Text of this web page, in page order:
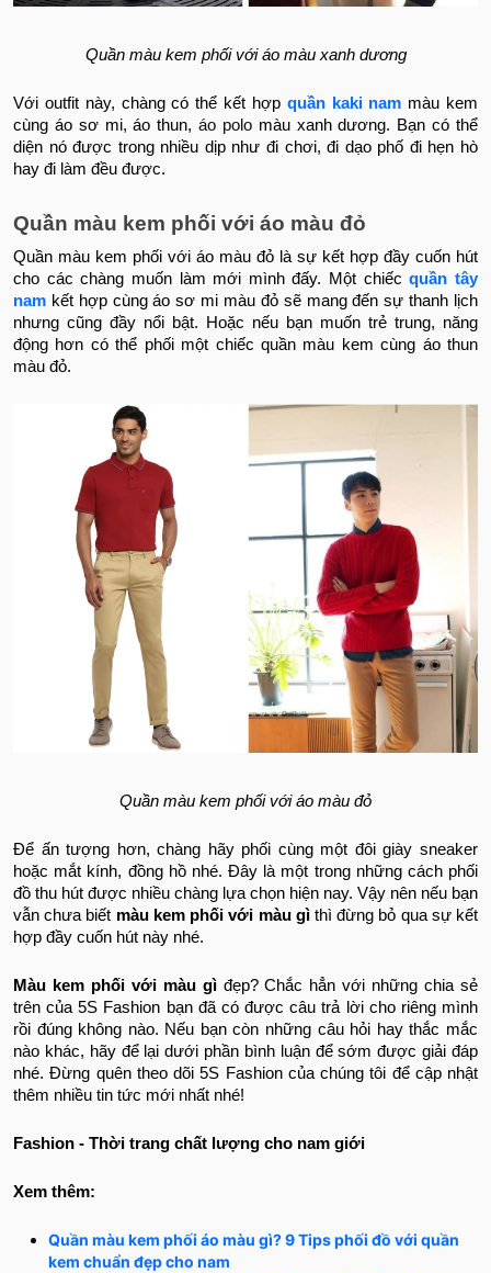
Quần màu kem phối với áo màu xanh dương
Với outfit này, chàng có thể kết hợp quần kaki nam màu kem
cùng áo sơ mi, áo thun,áo polomàu xanh dương. Bạn có thể
diện nó được trong nhiều dịp như đi chơi, đi dạo phố đi hẹn hò
hay đi làm đều được.
Quần màu kem phối với áo màu đỏ
Quần màu kem phối với áo màu đỏ là sự kết hợp đầy cuốn hút
cho các chàng muốn làm mới mình đấy. Một chiếcquần tây
nam kết hợp cùng áo sơ mi màu đỏ sẽ mang đến sự thanh lịch
nhưng cũng đầy nổi bật. Hoặc nếu bạn muốn trẻ trung, năng
động hơn có thể phối một chiếc quần màu kem cùng áo thun
màu đỏ.
Quần màu kem phối với áo màu đỏ
Để ấn tượng hơn, chàng hãy phối cùng một đôi giày sneaker
hoặc mắt kính, đồng hồ nhé. Đây là một trong những cách phối
đồ thu hút được nhiều chàng lựa chọn hiện nay. Vậy nên nếu bạn
vẫn chưa biết màu kem phối với màu gìthì đừng bỏ qua sự kết
hợp đầy cuốn hút này nhé.
Màu kem phối với màu gìđẹp? Chắc hẳn với những chia sẻ
trên của 5S Fashion bạn đã có được câu trả lời cho riêng mình
rồi đúng không nào. Nếu bạn còn những câu hỏi hay thắc mắc
nào khác, hãy để lại dưới phần bình luận để sớm được giải đáp
nhé. Đừng quên theo dõi 5S Fashion của chúng tôi để cập nhật
thêm nhiều tin tức mới nhất nhé!
Fashion - Thời trang chất lượng cho nam giới
Xem thêm:
Quần màu kem phối áo màu gì? 9 Tips phối đồ với quần
kem chuẩn đẹp cho nam